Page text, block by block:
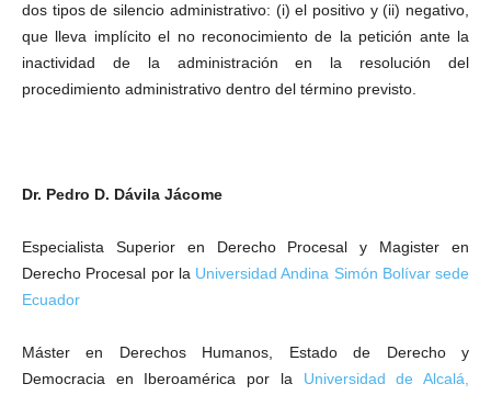
dos tipos de silencio administrativo: (i) el positivo y (ii) negativo,
que lleva implícito el no reconocimiento de la petición ante la
inactividad de la administración en la resolución del
procedimiento administrativo dentro del término previsto.
Dr. Pedro D. Dávila Jácome
Especialista Superior en Derecho Procesal y Magister en
Derecho Procesal por la Universidad Andina Simón Bolívar sede
Ecuador
Máster en Derechos Humanos, Estado de Derecho y
Democracia en Iberoamérica por la Universidad de Alcalá,